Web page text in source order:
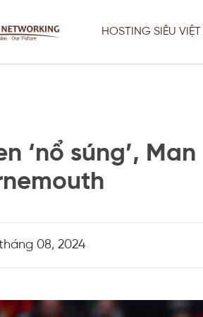
HOSTING SIÊU VIỆT
‘nổ súng’,
08, 2024
Website Vẫn Chạy Khi Sửa
Thiết Kế Web